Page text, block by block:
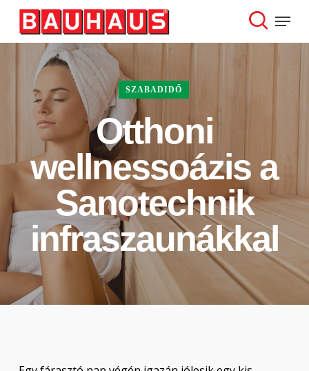
Skip
content
search
Menu
SZABADIDŐ
Otthoni
wellnessoázis a
Sanotechnik
infraszaunákkal
Close